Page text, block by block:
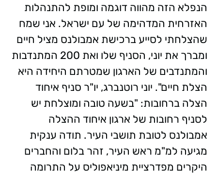
הנפלא הזה מהווה דוגמה ומופת להתנהלות
האזרחית המדהימה של עם ישראל. אני שמח
שהצלחתי לסייע ברכישת אמבולנס מציל חיים
ומברך את יוני, הסניף שלו ואת 200 המתנדבות
והמתנדבים של הארגון שמטרתם היחידה היא
הצלת חיים". יוני רוטנברג, יו"ר סניף איחוד
הצלה ברחובות: "בשעה טובה ומוצלחת יש
לסניף רחובות של ארגון איחוד ההצלה
אמבולנס לטובת תושבי העיר. תודה ענקית
מגיעה למ"מ ראש העיר, זהר בלום והחברים
היקרים מפדרציית מיניאפוליס על התרומה